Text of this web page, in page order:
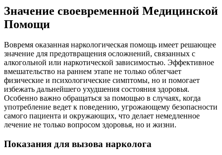
Значение своевременной Медицинской
Помощи
Вовремя оказанная наркологическая помощь имеет решающее
значение для предотвращения осложнений, связанных с
алкогольной или наркотической зависимостью. Эффективное
вмешательство на раннем этапе не только облегчает
физические и психологические симптомы, но и помогает
избежать дальнейшего ухудшения состояния здоровья.
Особенно важно обращаться за помощью в случаях, когда
употребление ведет к поведению, угрожающему безопасности
самого пациента и окружающих, что делает немедленное
лечение не только вопросом здоровья, но и жизни.
Показания для вызова нарколога